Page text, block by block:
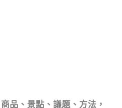
品、景點、議題、方法，